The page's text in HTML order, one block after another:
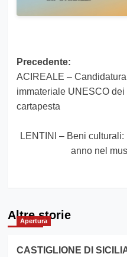
Navigazione
articolo
Precedente:
ACIREALE –
immateriale UNESCO
cartapesta
LENTINI – Beni
anno nel
Altre storie
Apertura
CASTIGLIONE DI